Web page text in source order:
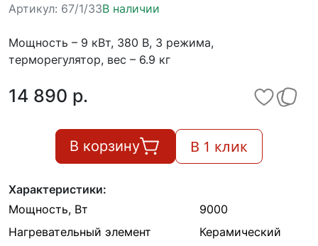
Артикул: 67/1/33В наличии
Мощность – 9 кВт, 380 В, 3 режима,
терморегулятор, вес – 6.9 кг
14 890 p.
В корзину В 1 клик
Характеристики:
Мощность, Вт
9000
Нагревательный элемент
Керамический